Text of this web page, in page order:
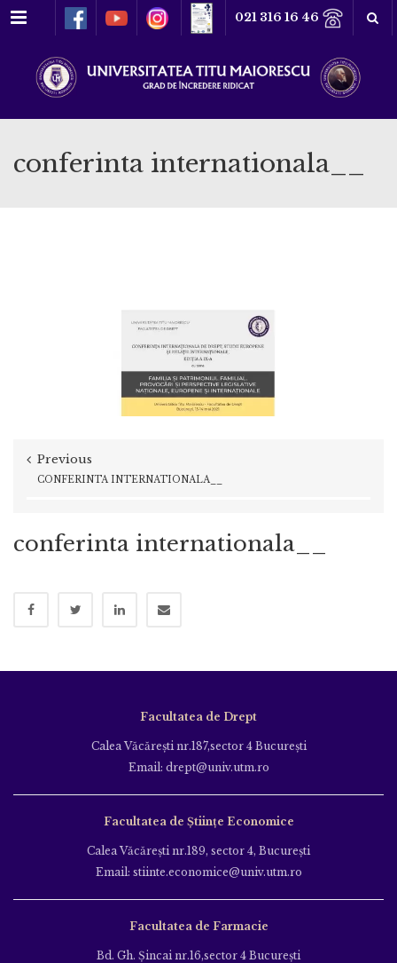
Meniu 021 316 16 46
conferinta internationala__
Previous
CONFERINTA INTERNATIONALA__
conferinta internationala__
Facultatea de Drept
Calea Văcăreşti nr.187,sector 4 Bucureşti
Email: drept@univ.utm.ro
Facultatea de Științe Economice
Calea Văcăreşti nr.189, sector 4, Bucureşti
Email: stiinte.economice@univ.utm.ro
Facultatea de Farmacie
Bd. Gh. Şincai nr.16,sector 4 Bucureşti